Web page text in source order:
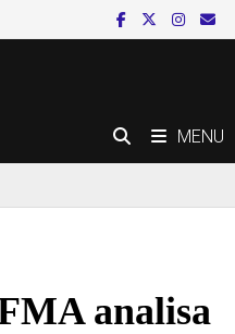
MENU
analisa